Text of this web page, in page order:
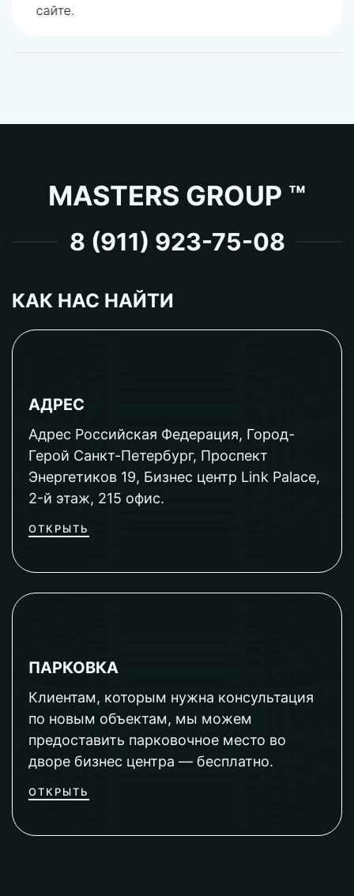
сайте.
MASTERS GROUP ™
8 (911) 923-75-08
КАК НАС НАЙТИ
АДРЕС
Адрес Российская Федерация, Город-
Герой Санкт-Петербург, Проспект
Энергетиков 19, Бизнес центр Link Palace,
2-й этаж, 215 офис.
ОТКРЫТЬ
ПАРКОВКА
Клиентам, которым нужна консультация
по новым объектам, мы можем
предоставить парковочное место во
дворе бизнес центра — бесплатно.
ОТКРЫТЬ